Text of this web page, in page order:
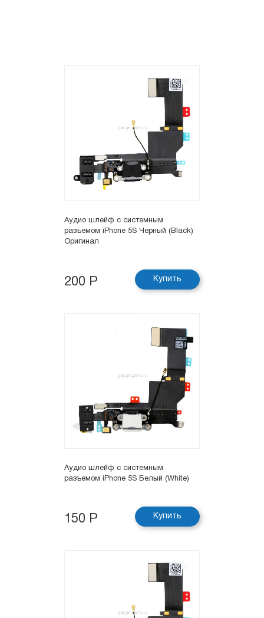
Аудио шлейф с системным
разъемом iPhone 5S Черный (Black)
Оригинал
200 Р Купить
Аудио шлейф с системным
разъемом iPhone 5S Белый (White)
150 Р Купить